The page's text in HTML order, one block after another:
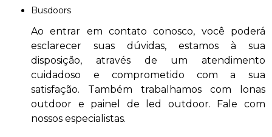
busdoors
Ao entrar em contato conosco, você poderá
esclarecer suas dúvidas, estamos à sua
disposição, através de um atendimento
cuidadoso e comprometido com a sua
satisfação. Também trabalhamos com lonas
outdoor e painel de led outdoor. Fale com
nossos especialistas.